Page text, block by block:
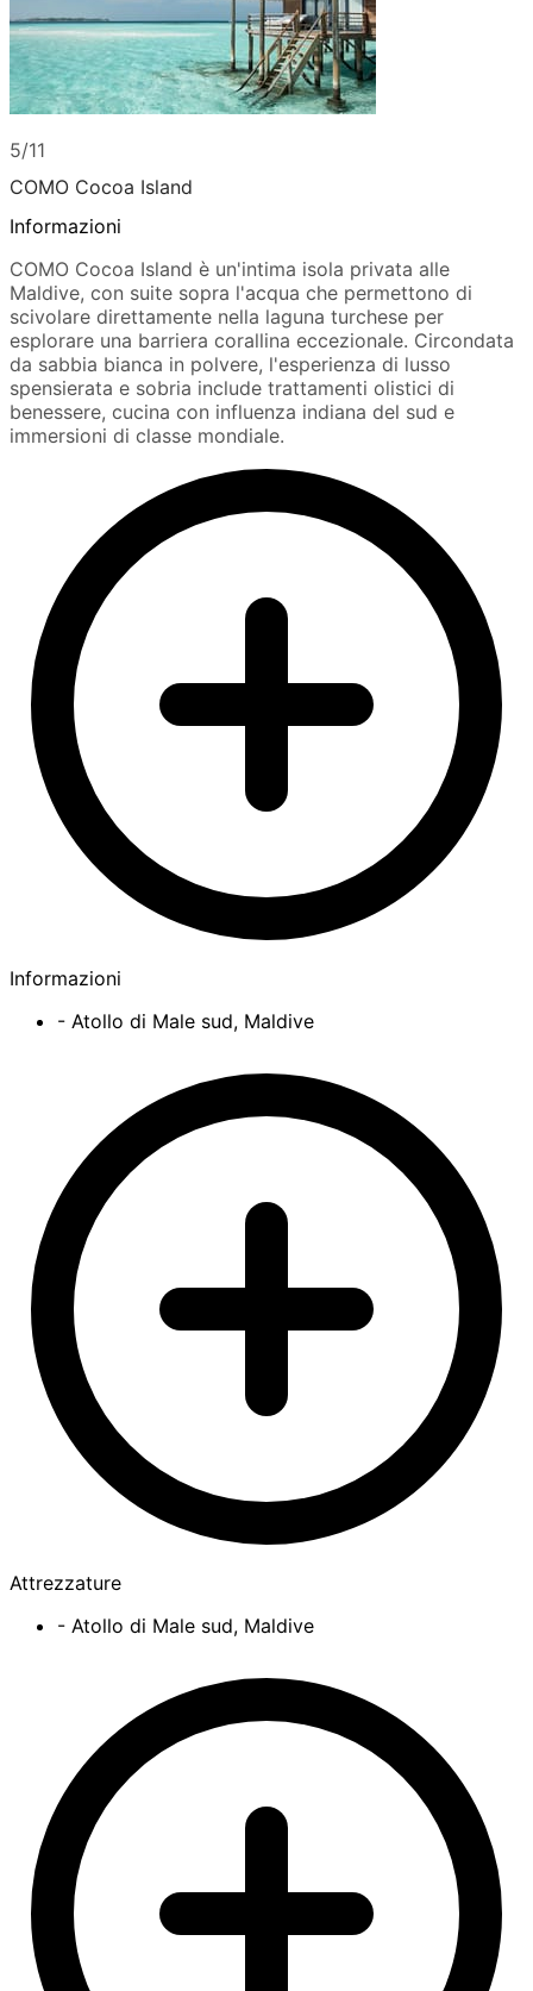
5/11
COMO Cocoa Island
Informazioni
COMO Cocoa Island è un'intima isola privata alle
Maldive, con suite sopra l'acqua che permettono di
scivolare direttamente nella laguna turchese per
esplorare una barriera corallina eccezionale. Circondata
da sabbia bianca in polvere, l'esperienza di lusso
spensierata e sobria include trattamenti olistici di
benessere, cucina con influenza indiana del sud e
immersioni di classe mondiale.
Informazioni
- Atollo di Male sud, Maldive
Attrezzature
- Atollo di Male sud, Maldive